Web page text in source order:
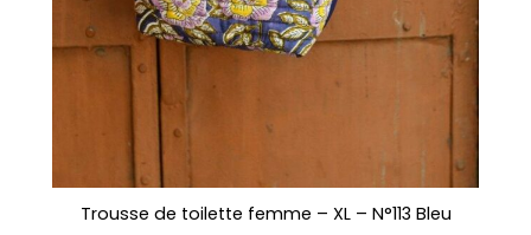
Trousse de toilette femme – XL – N°113 Bleu